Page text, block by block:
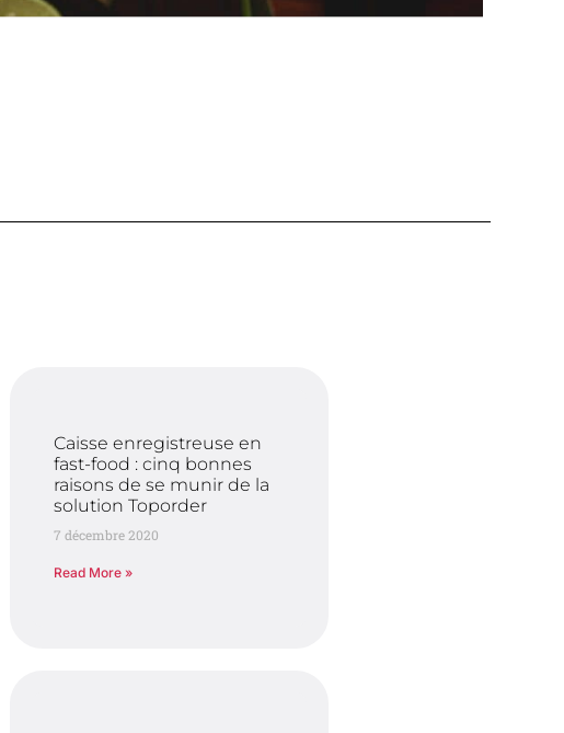
Caisse enregistreuse en
fast-food : cinq bonnes
raisons de se munir de la
solution Toporder
7 décembre 2020
Read More »